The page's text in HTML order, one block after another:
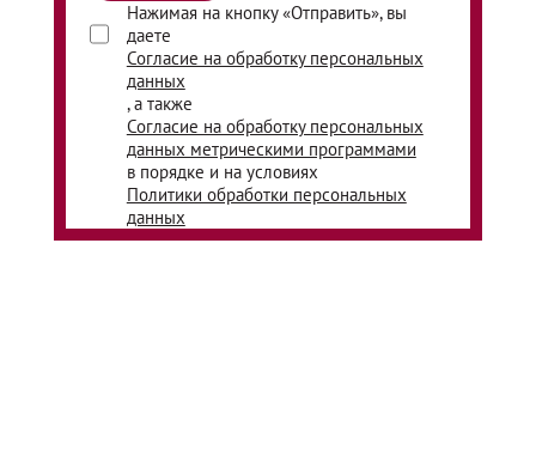
Нажимая на кнопку «Отправить», вы
даете
Согласие на обработку персональных
данных
, а также
Согласие на обработку персональных
данных метрическими программами
в порядке и на условиях
Политики обработки персональных
данных